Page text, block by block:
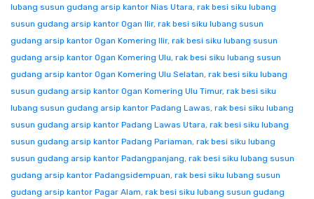
lubang susun gudang arsip kantor Nias Utara, rak besi siku lubang
susun gudang arsip kantor Ogan Ilir, rak besi siku lubang susun
gudang arsip kantor Ogan Komering Ilir, rak besi siku lubang susun
gudang arsip kantor Ogan Komering Ulu, rak besi siku lubang susun
gudang arsip kantor Ogan Komering Ulu Selatan, rak besi siku lubang
susun gudang arsip kantor Ogan Komering Ulu Timur, rak besi siku
lubang susun gudang arsip kantor Padang Lawas, rak besi siku lubang
susun gudang arsip kantor Padang Lawas Utara, rak besi siku lubang
susun gudang arsip kantor Padang Pariaman, rak besi siku lubang
susun gudang arsip kantor Padangpanjang, rak besi siku lubang susun
gudang arsip kantor Padangsidempuan, rak besi siku lubang susun
gudang arsip kantor Pagar Alam, rak besi siku lubang susun gudang